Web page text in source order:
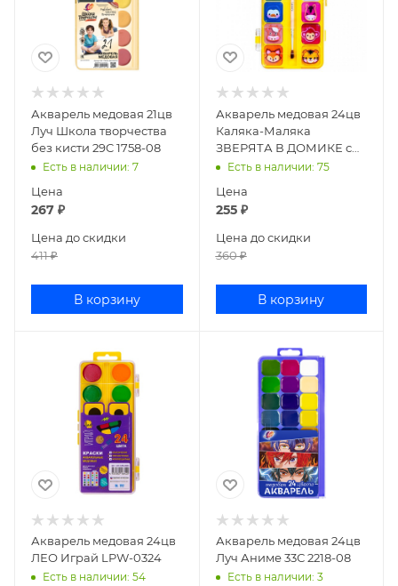
Акварель медовая 21цв
Луч Школа творчества
без кисти 29C 1758-08
Есть в наличии: 7
Цена
267 ₽
Цена до скидки
411₽
В корзину
Акварель медовая 24цв
Каляка-Маляка
ЗВЕРЯТА В ДОМИКЕ с
кистью АККМФ24ЕКД
Есть в наличии: 75
Цена
255₽
Цена до скидки
360₽
В корзину
Акварель медовая 24цв
ЛЕО Играй LPW-0324
Есть в наличии: 54
Акварель медовая 24цв
Луч Аниме 33С 2218-08
Есть в наличии: 3